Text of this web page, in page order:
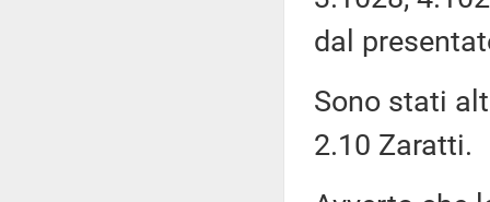
dal
Sono stati
2.10 Zaratti.